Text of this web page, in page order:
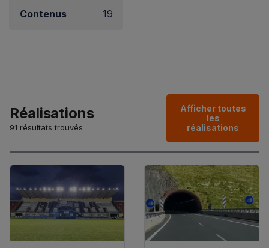
Contenus 19
Réalisations
91 résultats trouvés
Afficher toutes
les
réalisations